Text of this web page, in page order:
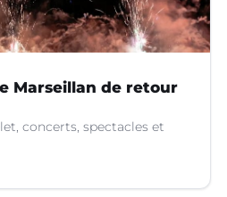
Marseillan de retour
concerts, spectacles et